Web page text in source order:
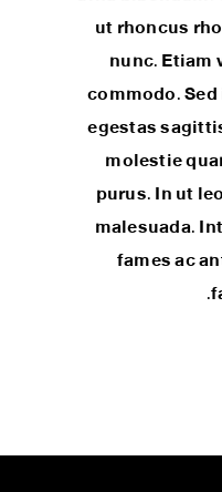
ut rhoncus
nunc.
commodo.
egestas
molestie
purus. In ut
malesuada.
fames ac